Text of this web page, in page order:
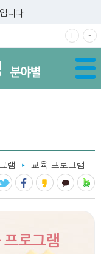
니다.
+확
대
해
서
보
-축
소
해
서
보
램 교육 프로그램
프로그램